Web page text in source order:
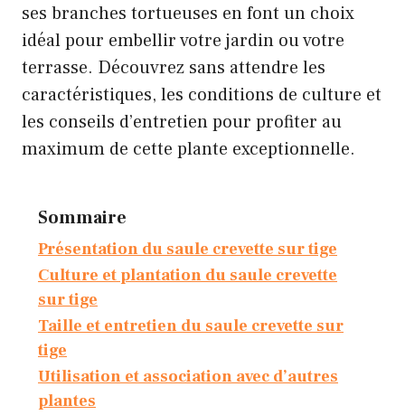
ses branches tortueuses en font un choix
idéal pour embellir votre jardin ou votre
terrasse. Découvrez sans attendre les
caractéristiques, les conditions de culture et
les conseils d’entretien pour profiter au
maximum de cette plante exceptionnelle.
Sommaire
Présentation du saule crevette sur tige
Culture et plantation du saule crevette
sur tige
Taille et entretien du saule crevette sur
tige
Utilisation et association avec d’autres
plantes